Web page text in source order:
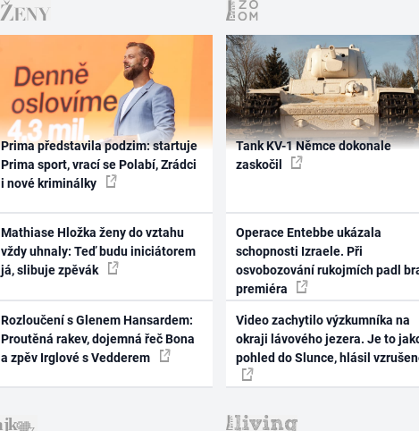
Prima představila podzim: startuje
Prima sport, vrací se Polabí, Zrádci
i nové kriminálky
Mathiase Hložka ženy do vztahu
vždy uhnaly: Teď budu iniciátorem
já, slibuje zpěvák
Rozloučení s Glenem Hansardem:
Proutěná rakev, dojemná řeč Bona
a zpěv Irglové s Vedderem
Tank KV-1 Němce dokonale
zaskočil
Operace Entebbe ukázala
schopnosti Izraele. Při
osvobozování rukojmích padl
premiéra
Video zachytilo výzkumníka na
okraji lávového jezera. Je to
pohled do Slunce, hlásil